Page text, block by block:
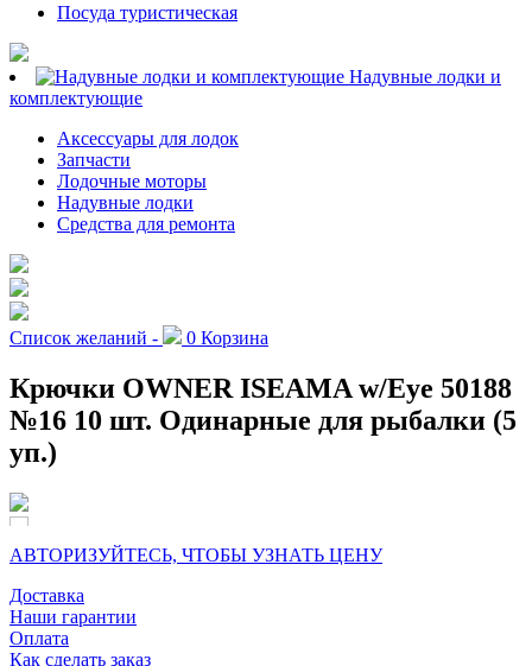
Посуда туристическая
Надувные лодки и
комплектующие
Аксессуары для лодок
Запчасти
Лодочные моторы
Надувные лодки
Средства для ремонта
Список желаний - 0 Корзина
Крючки OWNER ISEAMA w/Eye 50188
№16 10 шт. Одинарные для рыбалки (5
уп.)
АВТОРИЗУЙТЕСЬ, ЧТОБЫ УЗНАТЬ ЦЕНУ
Доставка
Наши гарантии
Оплата
Как сделать заказ